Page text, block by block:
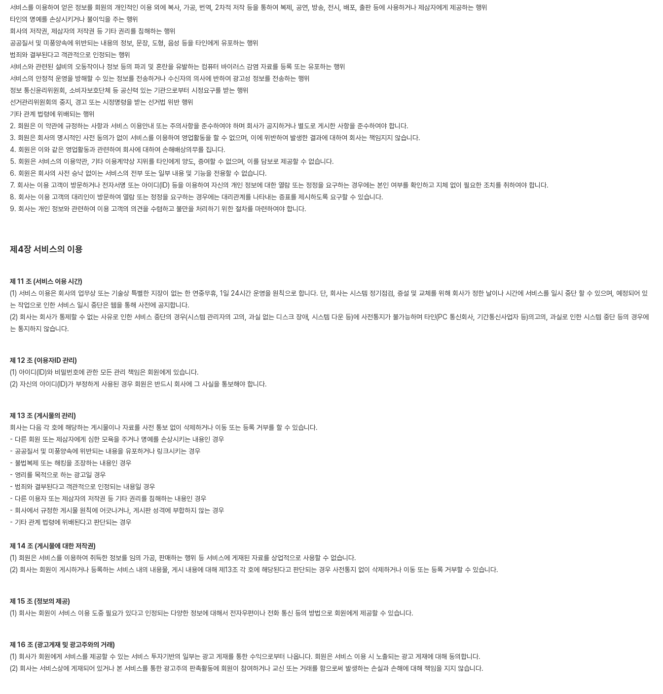
서비스를 이용하여 얻은 정보를 회원의 개인적인 이용 외에 복사, 가공, 번역, 2차적 저작 등을 통하여 복제, 공연, 방송, 전시, 배포, 출판 등에 사용하거나 제삼자에게 제공하는 행위
타인의 명예를 손상시키거나 불이익을 주는 행위
회사의 저작권, 제삼자의 저작권 등 기타 권리를 침해하는 행위
공공질서 및 미풍양속에 위반되는 내용의 정보, 문장, 도형, 음성 등을 타인에게 유포하는 행위
범죄와 결부된다고 객관적으로 인정되는 행위
서비스와 관련된 설비의 오동작이나 정보 등의 파괴 및 혼란을 유발하는 컴퓨터 바이러스 감염 자료를 등록 또는 유포하는 행위
서비스의 안정적 운영을 방해할 수 있는 정보를 전송하거나 수신자의 의사에 반하여 광고성 정보를 전송하는 행위
정보 통신윤리위원회, 소비자보호단체 등 공신력 있는 기관으로부터 시정요구를 받는 행위
선거관리위원회의 중지, 경고 또는 시정명령을 받는 선거법 위반 행위
기타 관계 법령에 위배되는 행위
2. 회원은 이 약관에 규정하는 사항과 서비스 이용안내 또는 주의사항을 준수하여야 하며 회사가 공지하거나 별도로 게시한 사항을 준수하여야 합니다.
3. 회원은 회사의 명시적인 사전 동의가 없이 서비스를 이용하여 영업활동을 할 수 없으며, 이에 위반하여 발생한 결과에 대하여 회사는 책임지지 않습니다.
4. 회원은 이와 같은 영업활동과 관련하여 회사에 대하여 손해배상의무를 집니다.
5. 회원은 서비스의 이용약관, 기타 이용계약상 지위를 타인에게 양도, 증여할 수 없으며, 이를 담보로 제공할 수 없습니다.
6. 회원은 회사의 사전 승낙 없이는 서비스의 전부 또는 일부 내용 및 기능을 전용할 수 없습니다.
7. 회사는 이용 고객이 방문하거나 전자서명 또는 아이디(ID) 등을 이용하여 자신의 개인 정보에 대한 열람 또는 정정을 요구하는 경우에는 본인 여부를 확인하고 지체 없이 필요한 조치를 취하여야 합니다.
8. 회사는 이용 고객의 대리인이 방문하여 열람 또는 정정을 요구하는 경우에는 대리관계를 나타내는 증표를 제시하도록 요구할 수 있습니다.
9. 회사는 개인 정보와 관련하여 이용 고객의 의견을 수렴하고 불만을 처리하기 위한 절차를 마련하여야 합니다.
제4장 서비스의 이용
제 11 조 (서비스 이용 시간)
(1) 서비스 이용은 회사의 업무상 또는 기술상 특별한 지장이 없는 한 연중무휴, 1일 24시간 운영을 원칙으로 합니다. 단, 회사는 시스템 정기점검, 증설 및 교체를 위해 회사가 정한 날이나 시간에 서비스를 일시 중단 할 수 있으며, 예정되어 있
는 작업으로 인한 서비스 일시 중단은 웹을 통해 사전에 공지합니다.
(2) 회사는 회사가 통제할 수 없는 사유로 인한 서비스 중단의 경우(시스템 관리자의 고의, 과실 없는 디스크 장애, 시스템 다운 등)에 사전통지가 불가능하며 타인(PC 통신회사, 기간통신사업자 등)의고의, 과실로 인한 시스템 중단 등의 경우에
는 통지하지 않습니다.
제 12 조 (이용자ID 관리)
(1) 아이디(ID)와 비밀번호에 관한 모든 관리 책임은 회원에게 있습니다.
(2) 자신의 아이디(ID)가 부정하게 사용된 경우 회원은 반드시 회사에 그 사실을 통보해야 합니다.
제 13 조 (게시물의 관리)
회사는 다음 각 호에 해당하는 게시물이나 자료를 사전 통보 없이 삭제하거나 이동 또는 등록 거부를 할 수 있습니다.
- 다른 회원 또는 제삼자에게 심한 모욕을 주거나 명예를 손상시키는 내용인 경우
- 공공질서 및 미풍양속에 위반되는 내용을 유포하거나 링크시키는 경우
- 불법복제 또는 해킹을 조장하는 내용인 경우
- 영리를 목적으로 하는 광고일 경우
- 범죄와 결부된다고 객관적으로 인정되는 내용일 경우
- 다른 이용자 또는 제삼자의 저작권 등 기타 권리를 침해하는 내용인 경우
- 회사에서 규정한 게시물 원칙에 어긋나거나, 게시판 성격에 부합하지 않는 경우
- 기타 관계 법령에 위배된다고 판단되는 경우
제 14 조 (게시물에 대한 저작권)
(1) 회원은 서비스를 이용하여 취득한 정보를 임의 가공, 판매하는 행위 등 서비스에 게재된 자료를 상업적으로 사용할 수 없습니다.
(2) 회사는 회원이 게시하거나 등록하는 서비스 내의 내용물, 게시 내용에 대해 제13조 각 호에 해당된다고 판단되는 경우 사전통지 없이 삭제하거나 이동 또는 등록 거부할 수 있습니다.
제 15 조 (정보의 제공)
(1) 회사는 회원이 서비스 이용 도중 필요가 있다고 인정되는 다양한 정보에 대해서 전자우편이나 전화 통신 등의 방법으로 회원에게 제공할 수 있습니다.
제 16 조 (광고게재 및 광고주와의 거래)
(1) 회사가 회원에게 서비스를 제공할 수 있는 서비스 투자기반의 일부는 광고 게재를 통한 수익으로부터 나옵니다. 회원은 서비스 이용 시 노출되는 광고 게재에 대해 동의합니다.
(2) 회사는 서비스상에 게재되어 있거나 본 서비스를 통한 광고주의 판촉활동에 회원이 참여하거나 교신 또는 거래를 함으로써 발생하는 손실과 손해에 대해 책임을 지지 않습니다.